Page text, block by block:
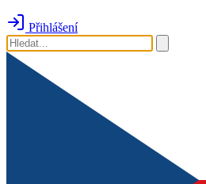
Přihlášení